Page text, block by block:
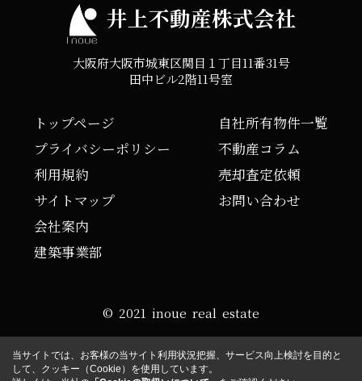
井上不動産株式会社
大阪府大阪市城東区関目１丁目11番31号
田中ビル2階11号室
トップページ
プライバシーポリシー
利用規約
サイトマップ
会社案内
建築事業部
自社所有物件一覧
不動産コラム
売却査定依頼
お問い合わせ
© 2021 inoue real estate
当サイトでは、お客様の当サイト利用状況把握、サービス向上検討を目的と
して、クッキー（Cookie）を使用しています。